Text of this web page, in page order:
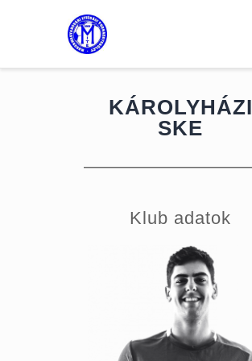
Kezdőoldal
Hírek
Dokumentumok
Kapcsolat
KÁROLYHÁZI
SKE
Klub adatok